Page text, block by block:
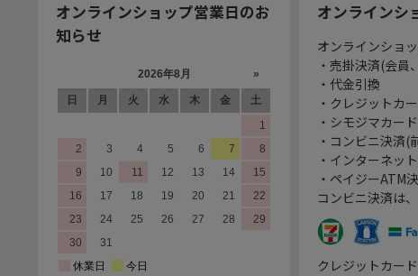
オンラインショップ営業日のお
知らせ
オンラインシ
オンラインショ
・売掛決済(会員
・代金引換
・クレジットカ
・シモジマカー
・コンビニ決済(
・インターネッ
・ペイジーATM
コンビニ決済は
クレジットカー